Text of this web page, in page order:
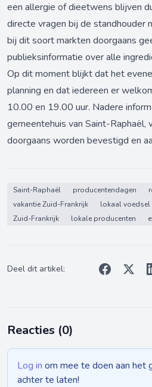
een allergie of dieetwens blijven
directe vragen bij de standhouder
bij dit soort markten doorgaans
publieksinformatie over alle
Op dit moment blijkt dat het
planning en dat iedereen er
10.00 en 19.00 uur. Nadere
gemeentehuis van Saint-Raphaël,
doorgaans worden bevestigd en
Saint-Raphaël producentendagen
vakantie Zuid-Frankrijk
lokaal voedsel
Zuid-Frankrijk
lokale producenten
Deel dit artikel:
Reacties (0)
Log in om mee te doen aan het
achter te laten!